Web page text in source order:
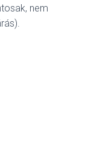
nem